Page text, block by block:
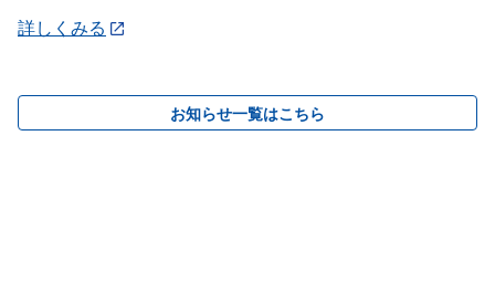
詳しくみる
お知らせ一覧はこちら